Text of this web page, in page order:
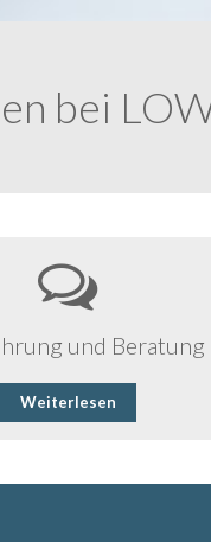
•••
bei
und Beratung
Weiterlesen